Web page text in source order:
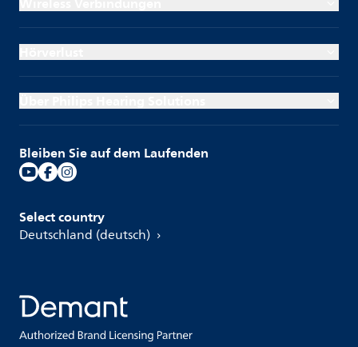
Bleiben Sie auf dem Laufenden
Select country
Deutschland (deutsch)